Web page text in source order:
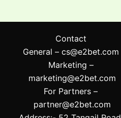
Contact
General – cs@e2bet.com
Marketing –
marketing@e2bet.com
For Partners –
partner@e2bet.com